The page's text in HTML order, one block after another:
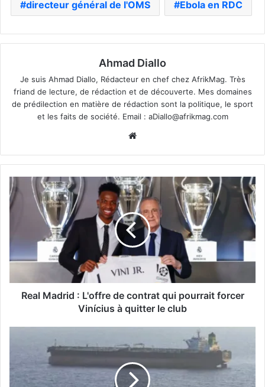
directeur général de l'OMS Ebola en RDC
Ahmad Diallo
Je suis Ahmad Diallo, Rédacteur en chef chez AfrikMag. Très
friand de lecture, de rédaction et de découverte. Mes domaines
de prédilection en matière de rédaction sont la politique, le sport
et les faits de société. Email : aDiallo@afrikmag.com
Real Madrid : L'offre de contrat qui pourrait forcer
Vinícius à quitter le club